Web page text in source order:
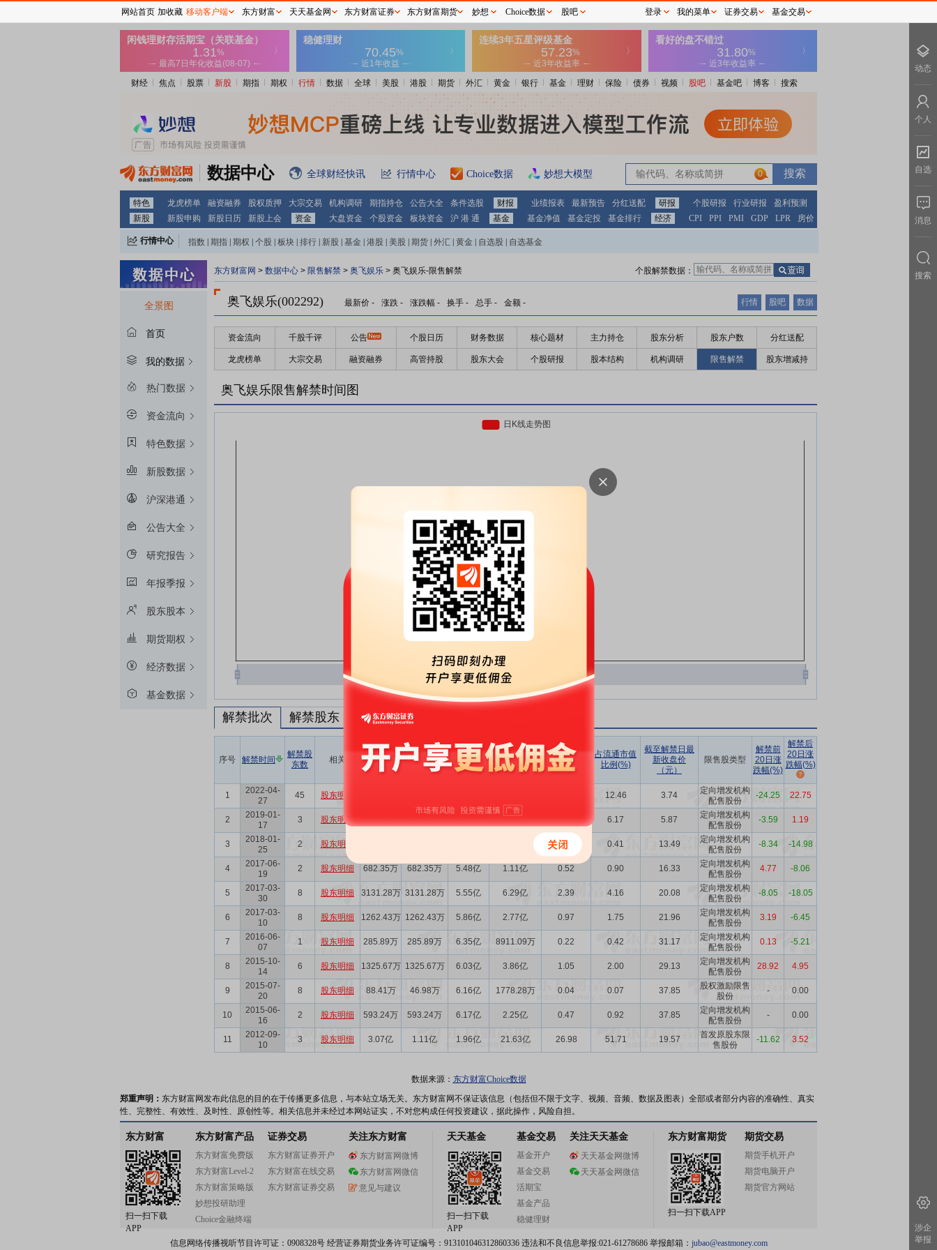
财经 焦点 股票 新股 期指 期权 行情 数据 全球 美股 港股 期货 外汇 黄金 银行 基金 理财 保险 债券 视频 股吧 基金吧 博客 搜索
数据中心 全球财经快讯 行情中心 Choice数据 妙想大模型 0
特色 龙虎榜单 融资融券 股权质押 大宗交易 机构调研 期指持仓 公告大全 条件选股 财报 业绩报表 最新预告 分红送配 研报 个股研报 行业研报
盈利预测
新股
新股申购 新股日历 新股上会 资金 大盘资金 个股资金 板块资金 沪 港 通 基金 基金净值 基金定投 基金排行 经济 CPI PPI PMI GDP LPR 房价
行情中心 指数 期指 期权 个股 板块 排行 新股 基金 港股 美股 期货 外汇 黄金 自选股 自选基金
全景图
首页
我的数据
热门数据
资金流向
特色数据
新股数据
沪深港通
公告大全
研究报告
年报季报
股东股本
期货期权
经济数据
基金数据
东方财富网 > 数据中心 > 限售解禁 > 奥飞娱乐 > 奥飞娱乐-限售解禁 个股解禁数据：
奥飞娱乐(002292) 最新价 - 涨跌 - 涨跌幅 - 换手 - 总手 - 金额 - 行情 股吧 数据
资金流向 千股千评 公告 个股日历 财务数据 核心题材 主力持仓 股东分析 股东户数 分红送配
龙虎榜单 大宗交易 融资融券 高管持股 股东大会 个股研报 股本结构 机构调研 限售解禁 股东增减持
奥飞娱乐限售解禁时间图
解禁批次 解禁股东
序号 解禁时间
解禁股
东数
相关
解禁数量
实际解禁数
量(股)
未解禁数
量(股)
实际解禁市值
(元)
占总市值比
例(%)
占流通市值
比例(%)
截至解禁日最
新收盘价
（元）
限售股类型
解禁前
20日涨
跌幅(%)
解禁后
20日涨
跌幅(%)
1
2022-04-
27
45 股东明细 12.46 3.74
定向增发机构
配售股份
-24.25 22.75
2
2019-01-
17
3 股东明细 5021.52万 5021.52万 5.44亿 2.95亿 3.70 6.17 5.87
定向增发机构
配售股份
-3.59 1.19
3
2018-01-
25
2 股东明细 4229.53万 0.23 0.41 13.49
定向增发机构
配售股份
-8.34 -14.98
4
2017-06-
19
2 股东明细 682.35万 682.35万 5.48亿 1.11亿 0.52 0.90 16.33
定向增发机构
配售股份
4.77 -8.06
5
2017-03-
30
8 股东明细 3131.28万 3131.28万 5.55亿 6.29亿 2.39 4.16 20.08
定向增发机构
配售股份
-8.05 -18.05
6
2017-03-
10
8 股东明细 1262.43万 1262.43万 5.86亿 2.77亿 0.97 1.75 21.96
定向增发机构
配售股份
3.19 -6.45
7
2016-06-
07
1 股东明细 285.89万 285.89万 6.35亿 8911.09万 0.22 0.42 31.17
定向增发机构
配售股份
0.13 -5.21
8
2015-10-
14
6 股东明细 1325.67万 1325.67万 6.03亿 3.86亿 1.05 2.00 29.13
定向增发机构
配售股份
28.92 4.95
9
2015-07-
20
8 股东明细 88.41万 46.98万 6.16亿 1778.28万 0.04 0.07 37.85
股权激励限售
股份
- 0.00
10
2015-06-
16
2 股东明细 593.24万 593.24万 6.17亿 2.25亿 0.47 0.92 37.85
定向增发机构
配售股份
- 0.00
11
2012-09-
10
3 股东明细 3.07亿 1.11亿 1.96亿 21.63亿 26.98 51.71 19.57
首发原股东限
售股份
-11.62 3.52
数据来源： 东方财富Choice数据
郑重声明： 东方财富网发布此信息的目的在于传播更多信息，与本站立场无关。东方财富网不保证该信息（包括但不限于文字、视频、音频、数据及图表）全部或者部分内容的准确性、真实
性、完整性、有效性、及时性、原创性等。相关信息并未经过本网站证实，不对您构成任何投资建议，据此操作，风险自担。
东方财富
扫一扫下载
APP
东方财富产品
东方财富免费版
东方财富Level-2
东方财富策略版
妙想投研助理
Choice金融终端
证券交易
东方财富证券开户
东方财富在线交易
东方财富证券交易
关注东方财富
东方财富网微博
东方财富网微信
意见与建议
天天基金
扫一扫下载
APP
基金交易
基金开户
基金交易
活期宝
基金产品
稳健理财
关注天天基金
天天基金网微博
天天基金网微信
东方财富期货
扫一扫下载APP
期货交易
期货手机开户
期货电脑开户
期货官方网站
信息网络传播视听节目许可证：0908328号 经营证券期货业务许可证编号：913101046312860336 违法和不良信息举报:021-61278686 举报邮箱： jubao@eastmoney.com
网站首页 加收藏 移动客户端 东方财富 天天基金网 东方财富证券 东方财富期货 妙想 Choice数据 股吧 登录 我的菜单 证券交易 基金交易
动态
个人
自选
消息
搜索
涉企
举报